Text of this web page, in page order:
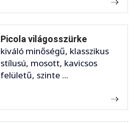
Picola világosszürke
kiváló minőségű, klasszikus
stílusú, mosott, kavicsos
felületű, szinte ...